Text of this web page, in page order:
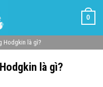
0
Hodgkin là gì?
là gì?